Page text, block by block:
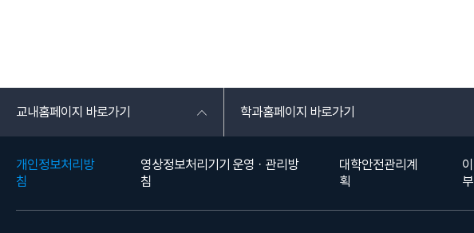
교내홈페이지 바로가기 학과홈페이지 바로가기
개인정보처리방
침
영상정보처리기기 운영 · 관리방
침
대학안전관리계
획
부